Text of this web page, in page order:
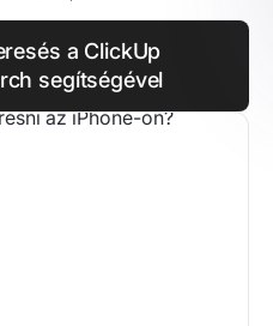
a ClickUp
segítségével